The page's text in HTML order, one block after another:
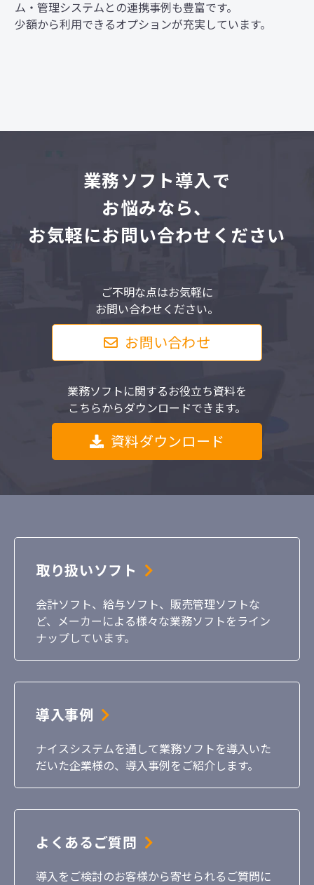
ム・管理システムとの連携事例も豊富です。
少額から利用できるオプションが充実しています。
業務ソフト導入で
お悩みなら、
お気軽にお問い合わせください
ご不明な点はお気軽に
お問い合わせください。
お問い合わせ
業務ソフトに関するお役立ち資料を
こちらからダウンロードできます。
資料ダウンロード
取り扱いソフト
会計ソフト、給与ソフト、販売管理ソフトな
ど、メーカーによる様々な業務ソフトをライン
ナップしています。
導入事例
ナイスシステムを通して業務ソフトを導入いた
だいた企業様の、導入事例をご紹介します。
よくあるご質問
導入をご検討のお客様から寄せられるご質問に